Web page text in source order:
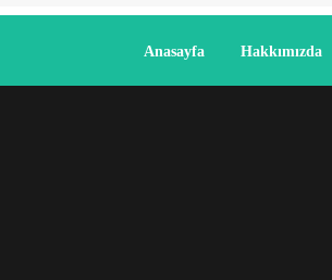
Anasayfa Hakkımızda